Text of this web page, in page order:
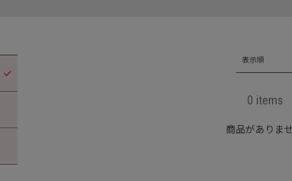
表示順
0 items
商品がありま